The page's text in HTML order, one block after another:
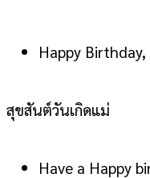
Happy
สุขสันต์วันเกิดแม่
Have a Happy